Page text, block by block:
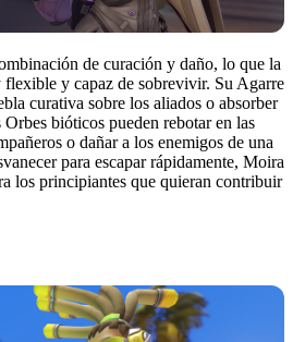
de curación y daño, lo que la
y capaz de sobrevivir. Su Agarre
curativa sobre los aliados o absorber
bióticos pueden rebotar en las
o dañar a los enemigos de una
para escapar rápidamente, Moira
los principiantes que quieran contribuir